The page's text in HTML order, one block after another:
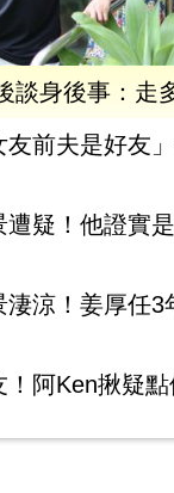
談身後事：走
友前夫是好友
遭疑！他證實
涼！姜厚任3
阿Ken揪疑